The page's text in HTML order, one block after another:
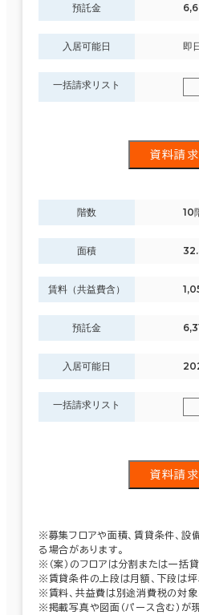
預託金
入居可能日 即
一括請求リスト
資料請求
階数 10
面積
賃料（共益費含）
預託金
入居可能日
一括請求リスト
資料請求
※募集フロアや面積、賃貸条件、設
る場合があります。
※（案）のフロアは分割または一括
※賃貸条件の上段は月額、下段は坪
※賃料、共益費は別途消費税の対象
※掲載写真や図面（パース含む）が